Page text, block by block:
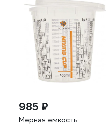
985 ₽
Мерная емкость